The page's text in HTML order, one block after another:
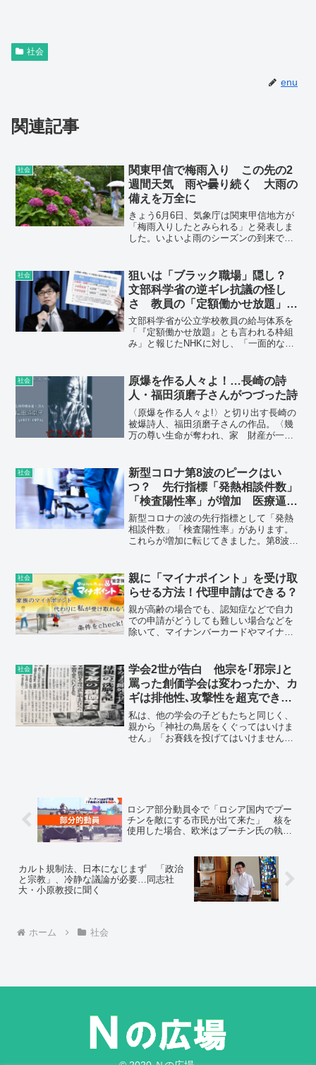
社会
enu
関連記事
社会
関東甲信で梅雨入り この先の2
週間天気 雨や曇り続く 大雨の
備えを万全に
きょう6月6日、気象庁は関東甲信地方が
「梅雨入りしたとみられる」と発表しま
した。いよいよ雨のシーズンの到来で
てください。この先2週間は梅雨空が続
き、前半は空気ヒンヤリ、後半はかなり
蒸し暑い日も出てきそうです。
社会
狙いは「ブラック職場」隠し？
文部科学省の逆ギレ抗議の怪し
さ 教員の「定額働かせ放題」
NHK報道めぐり
文部科学省が公立学校教員の給与体系を
「『定額働かせ放題』とも言われる枠組
み」と報じたNHKに対し、「一面的な報
刻な問題を矮小（わいしょう）化させる
圧力ではないか。
社会
原爆を作る人々よ！…長崎の詩
人・福田須磨子さんがつづった詩
〈原爆を作る人々よ!〉と切り出す長崎の
被爆詩人、福田須磨子さんの作品。〈幾
万の尊い生命が奪われ、家 財産が一瞬
〈明日をも知れぬ“原子病”の不安と、そし
て肉親を失った無限の悲しみが、いつい
つまでも尾をひいて行く〉。
社会
新型コロナ第8波のピークはい
つ？ 先行指標「発熱相談件数」
「検査陽性率」が増加 医療逼迫
は防げるか
新型コロナの波の先行指標として「発熱
相談件数」「検査陽性率」があります。
これらが増加に転じてきました。第8波が
社会
親に「マイナポイント」を受け取
らせる方法！代理申請はできる？
親が高齢の場合でも、認知症などで自力
での申請がどうしても難しい場合などを
除いて、マイナンバーカードやマイナポ
社会
学会2世が告白 他宗を｢邪宗｣と
罵った創価学会は変わったか、カ
ギは排他性､攻撃性を超克できる
か否かだ
私は、他の学会の子どもたちと同じく、
親から「神社の鳥居をくぐってはいけま
せん」「お賽銭を投げてはいけません」
ロシア部分動員令で「ロシア国内でプー
チンを敵にする市民が出て来た」 核を
使用した場合、欧米はプーチン氏の執務
カルト規制法、日本になじまず 「政治
と宗教」、冷静な議論が必要…同志社
大・小原教授に聞く
ホーム 社会